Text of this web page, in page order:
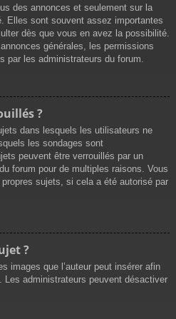
des annonces et seulement sur la
Elles sont souvent assez importantes
dès que vous en avez la possibilité.
générales, les permissions
par les administrateurs du forum.
?
dans lesquels les utilisateurs ne
les sondages sont
peuvent être verrouillés par un
forum pour de multiples raisons. Vous
sujets, si cela a été autorisé par
?
images que l’auteur peut insérer afin
Les administrateurs peuvent désactiver